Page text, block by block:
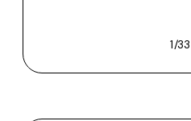
1/33